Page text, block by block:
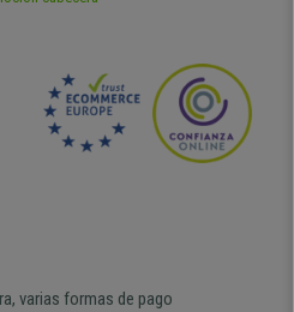
buena atención de
al asesoramiento
Si estoy contento
varias formas de pago